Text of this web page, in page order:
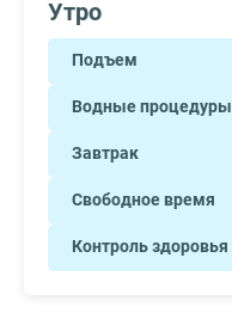
Утро
Подъем
Водные процедуры
Завтрак
Свободное время
Контроль здоровья